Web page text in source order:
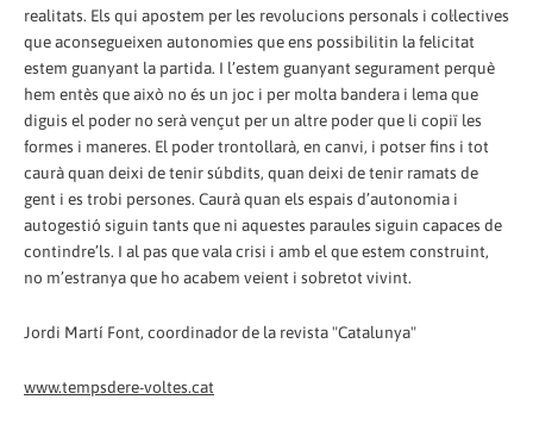
realitats. Els qui apostem per les revolucions personals i col·lectives
que aconsegueixen autonomies que ens possibilitin la felicitat
estem guanyant la partida. I l’estem guanyant segurament perquè
hem entès que això no és un joc i per molta bandera i lema que
diguis el poder no serà vençut per un altre poder que li copiï les
formes i maneres. El poder trontollarà, en canvi, i potser fins i tot
caurà quan deixi de tenir súbdits, quan deixi de tenir ramats de
gent i es trobi persones. Caurà quan els espais d’autonomia i
autogestió siguin tants que ni aquestes paraules siguin capaces de
contindre’ls. I al pas que vala crisi i amb el que estem construint,
no m’estranya que ho acabem veient i sobretot vivint.
Jordi Martí Font, coordinador de la revista "Catalunya"
www.tempsdere-voltes.cat